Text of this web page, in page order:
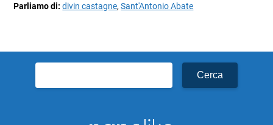
Parliamo di:divin castagne,Sant'Antonio Abate
per: